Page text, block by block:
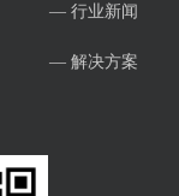
— 行业新闻
— 解决方案